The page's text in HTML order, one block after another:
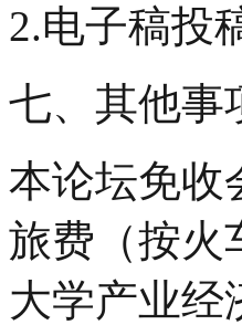
2.电子稿投
七、其他事
本论坛免收
旅费（按火
大学产业经